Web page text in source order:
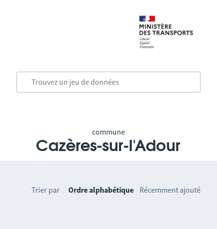
commune
Cazères-sur-l'Adour
Trier par Ordre alphabétique Récemment ajouté